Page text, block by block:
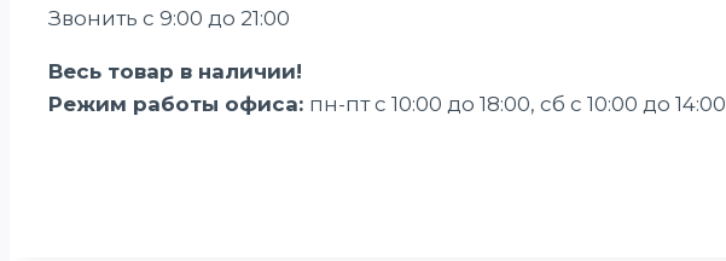
Звонить с 9:00 до 21:00
Весь товар в наличии!
Режим работы офиса: пн-пт с 10:00 до 18:00, сб с 10:00 до 14:00